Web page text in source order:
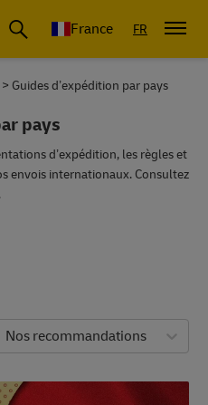
France FR
Guides d’expédition par pays
pays
d’expédition, les règles et
envois internationaux. Consultez
Nos recommandations